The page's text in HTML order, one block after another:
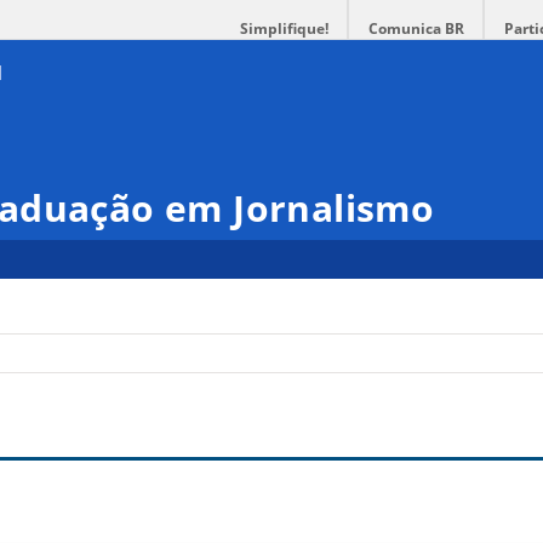
Simplifique! Comunica BR
em Jornalismo